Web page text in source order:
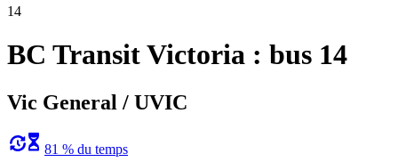
14
BC Transit Victoria : bus 14
Vic General / UVIC
81 % du temps